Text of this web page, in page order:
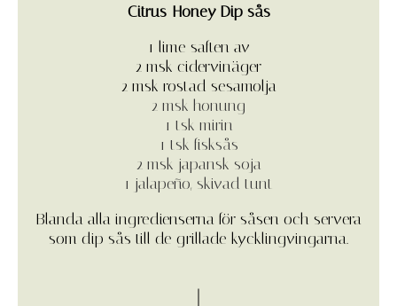
Citrus-Honey Dip sås
1 lime saften av
2 msk cidervinäger
2 msk rostad sesamolja
2 msk honung
1 tsk mirin
1 tsk fisksås
2 msk japansk soja
1 jalapeño, skivad tunt
Blanda alla ingredienserna för såsen och servera
som dip sås till de grillade kycklingvingarna.